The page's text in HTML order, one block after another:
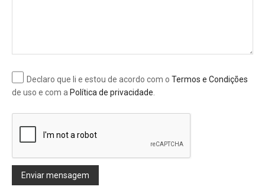
Declaro que li e estou de acordo com o Termos e Condições
de uso e com a Política de privacidade
Enviar mensagem